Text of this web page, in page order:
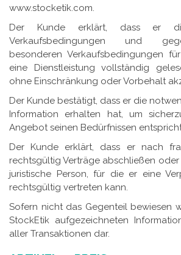
www.stocketik.com.
Der Kunde erklärt, dass er
Verkaufsbedingungen und
besonderen Verkaufsbedingungen
eine Dienstleistung vollständig
ohne Einschränkung oder Vorbehalt
Der Kunde bestätigt, dass er die
Information erhalten hat, um
Angebot seinen Bedürfnissen
Der Kunde erklärt, dass er nach
rechtsgültig Verträge abschließen
juristische Person, für die er eine
rechtsgültig vertreten kann.
Sofern nicht das Gegenteil bewiesen
StockEtik aufgezeichneten
aller Transaktionen dar.